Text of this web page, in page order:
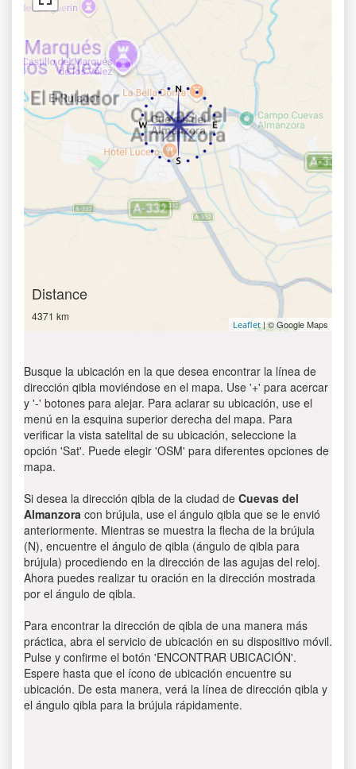
Distance
4371 km
Leaflet| © Google Maps
Busque la ubicación en la que desea encontrar la línea de
dirección qibla moviéndose en el mapa. Use '+' para acercar
y '-' botones para alejar. Para aclarar su ubicación, use el
menú en la esquina superior derecha del mapa. Para
verificar la vista satelital de su ubicación, seleccione la
opción 'Sat'. Puede elegir 'OSM' para diferentes opciones de
mapa.
Si desea la dirección qibla de la ciudad de Cuevas del
Almanzora con brújula, use el ángulo qibla que se le envió
anteriormente. Mientras se muestra la flecha de la brújula
(N), encuentre el ángulo de qibla (ángulo de qibla para
brújula) procediendo en la dirección de las agujas del reloj.
Ahora puedes realizar tu oración en la dirección mostrada
por el ángulo de qibla.
Para encontrar la dirección de qibla de una manera más
práctica, abra el servicio de ubicación en su dispositivo móvil.
Pulse y confirme el botón 'ENCONTRAR UBICACIÓN'.
Espere hasta que el ícono de ubicación encuentre su
ubicación. De esta manera, verá la línea de dirección qibla y
el ángulo qibla para la brújula rápidamente.